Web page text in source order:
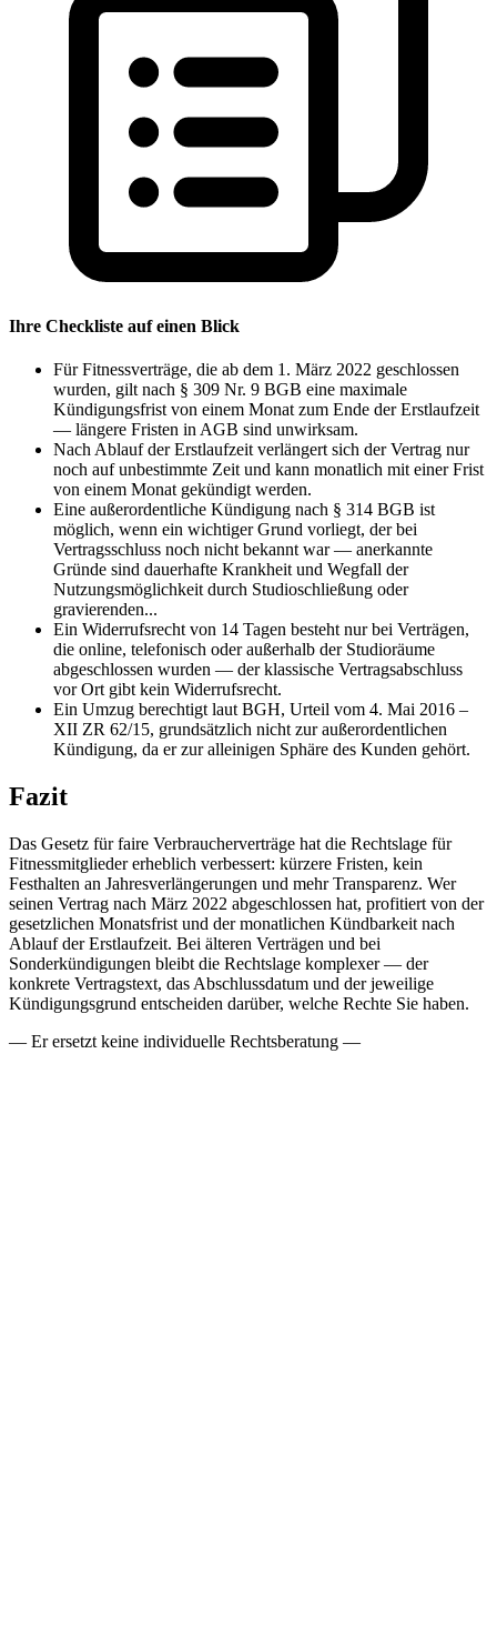
Ihre Checkliste auf einen Blick
Für Fitnessverträge, die ab dem 1. März 2022 geschlossen
wurden, gilt nach § 309 Nr. 9 BGB eine maximale
Kündigungsfrist von einem Monat zum Ende der Erstlaufzeit
— längere Fristen in AGB sind unwirksam.
Nach Ablauf der Erstlaufzeit verlängert sich der Vertrag nur
noch auf unbestimmte Zeit und kann monatlich mit einer Frist
von einem Monat gekündigt werden.
Eine außerordentliche Kündigung nach § 314 BGB ist
möglich, wenn ein wichtiger Grund vorliegt, der bei
Vertragsschluss noch nicht bekannt war — anerkannte
Gründe sind dauerhafte Krankheit und Wegfall der
Nutzungsmöglichkeit durch Studioschließung oder
gravierenden...
Ein Widerrufsrecht von 14 Tagen besteht nur bei Verträgen,
die online, telefonisch oder außerhalb der Studioräume
abgeschlossen wurden — der klassische Vertragsabschluss
vor Ort gibt kein Widerrufsrecht.
Ein Umzug berechtigt laut BGH, Urteil vom 4. Mai 2016 –
XII ZR 62/15, grundsätzlich nicht zur außerordentlichen
Kündigung, da er zur alleinigen Sphäre des Kunden gehört.
Fazit
Das Gesetz für faire Verbraucherverträge hat die Rechtslage für
Fitnessmitglieder erheblich verbessert: kürzere Fristen, kein
Festhalten an Jahresverlängerungen und mehr Transparenz. Wer
seinen Vertrag nach März 2022 abgeschlossen hat, profitiert von der
gesetzlichen Monatsfrist und der monatlichen Kündbarkeit nach
Ablauf der Erstlaufzeit. Bei älteren Verträgen und bei
Sonderkündigungen bleibt die Rechtslage komplexer — der
konkrete Vertragstext, das Abschlussdatum und der jeweilige
Kündigungsgrund entscheiden darüber, welche Rechte Sie haben.
— Er ersetzt keine individuelle Rechtsberatung —